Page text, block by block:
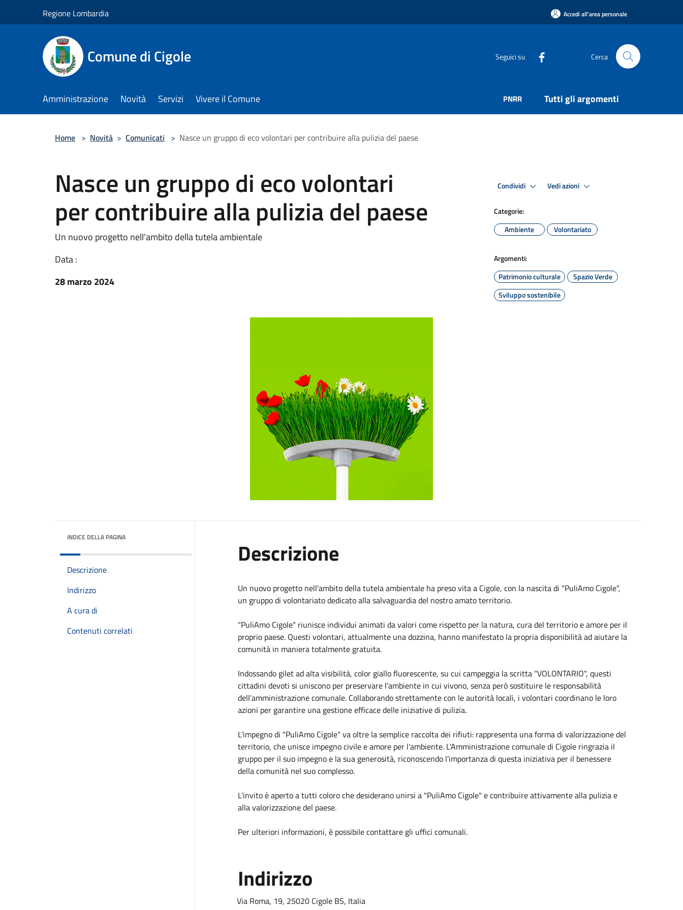
Regione Lombardia Accedi all'area personale
Comune di Cigole Seguici su Cerca
Amministrazione Novità Servizi Vivere il Comune PNRR Tutti gli argomenti
Home > Novità > Comunicati > Nasce un gruppo di eco volontari per contribuire alla pulizia del paese
Nasce un gruppo di eco volontari
per contribuire alla pulizia del paese
Un nuovo progetto nell'ambito della tutela ambientale
Data :
28 marzo 2024
Condividi Vedi azioni
Categorie:
Ambiente
Volontariato
Argomenti:
Patrimonio culturale
Spazio Verde
Sviluppo sostenibile
INDICE DELLA PAGINA
Descrizione
Indirizzo
A cura di
Contenuti correlati
Descrizione
Un nuovo progetto nell'ambito della tutela ambientale ha preso vita a Cigole, con la nascita di "PuliAmo Cigole",
un gruppo di volontariato dedicato alla salvaguardia del nostro amato territorio.
"PuliAmo Cigole" riunisce individui animati da valori come rispetto per la natura, cura del territorio e amore per il
proprio paese. Questi volontari, attualmente una dozzina, hanno manifestato la propria disponibilità ad aiutare la
comunità in maniera totalmente gratuita.
Indossando gilet ad alta visibilità, color giallo fluorescente, su cui campeggia la scritta "VOLONTARIO", questi
cittadini devoti si uniscono per preservare l'ambiente in cui vivono, senza però sostituire le responsabilità
dell'amministrazione comunale. Collaborando strettamente con le autorità locali, i volontari coordinano le loro
azioni per garantire una gestione efficace delle iniziative di pulizia.
L'impegno di "PuliAmo Cigole" va oltre la semplice raccolta dei rifiuti: rappresenta una forma di valorizzazione del
territorio, che unisce impegno civile e amore per l'ambiente. L'Amministrazione comunale di Cigole ringrazia il
gruppo per il suo impegno e la sua generosità, riconoscendo l'importanza di questa iniziativa per il benessere
della comunità nel suo complesso.
L'invito è aperto a tutti coloro che desiderano unirsi a "PuliAmo Cigole" e contribuire attivamente alla pulizia e
alla valorizzazione del paese.
Per ulteriori informazioni, è possibile contattare gli uffici comunali.
Indirizzo
Via Roma, 19, 25020 Cigole BS, Italia